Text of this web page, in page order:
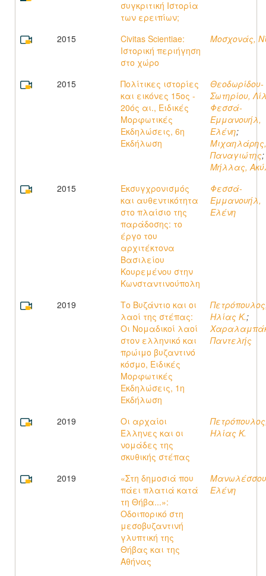
συγκριτική Ιστορία
των ερειπίων;
2015
Civitas Scientiae:
Ιστορική περιήγηση
στο χώρο
Μοσχονάς,
2015
Πολίτικες ιστορίες
και εικόνες 15ος -
20ός αι., Ειδικές
Μορφωτικές
Εκδηλώσεις, 6η
Εκδήλωση
Θεοδωρίδου-
Σωτηρίου,
Φεσσά-
Εμμανουήλ,
Ελένη;
Μιχαηλάρης,
Παναγιώτης;
Μήλλας,
2015
Εκσυγχρονισμός
και αυθεντικότητα
στο πλαίσιο της
παράδοσης: το
έργο του
αρχιτέκτονα
Βασιλείου
Κουρεμένου στην
Κωνσταντινούπολη
Φεσσά-
Εμμανουήλ,
Ελένη
2019
Το Βυζάντιο και οι
λαοί της στέπας:
Οι Νομαδικοί λαοί
στον ελληνικό και
πρώιμο βυζαντινό
κόσμο, Ειδικές
Μορφωτικές
Εκδηλώσεις, 1η
Εκδήλωση
Ηλίας Κ.;
Παντελής
2019
Οι αρχαίοι
Έλληνες και οι
νομάδες της
σκυθικής στέπας
Ηλίας Κ.
2019
«Στη δημοσιά που
πάει πλατιά κατά
τη Θήβα...»:
Οδοιπορικό στη
μεσοβυζαντινή
γλυπτική της
Θήβας και της
Αθήνας
Ελένη